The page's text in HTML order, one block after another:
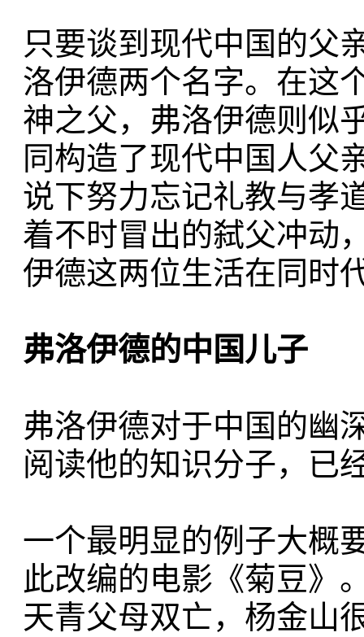
只要谈到现代中国的父
洛伊德两个名字。在这
神之父，弗洛伊德则似
同构造了现代中国人父
说下努力忘记礼教与孝
着不时冒出的弑父冲动
伊德这两位生活在同时
弗洛伊德的中国儿子
弗洛伊德对于中国的幽
阅读他的知识分子，已
一个最明显的例子大概
此改编的电影《菊豆》
天青父母双亡，杨金山